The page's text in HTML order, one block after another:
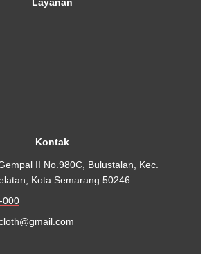
Layanan
Kontak
II No.980C, Bulustalan, Kec.
Kota Semarang 50246
000